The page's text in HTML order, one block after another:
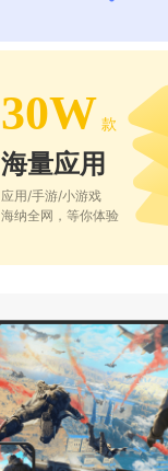
30W 款
海量应用
应用/手游/小游戏
海纳全网，等你体验